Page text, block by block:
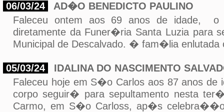
06/03/24
AD�O BENEDICTO PAULINO
Faleceu ontem aos 69 anos de idade, o
diretamente da Funer�ria Santa Luzia para
Municipal de Descalvado. � fam�lia enlutada
05/03/24
IDALINA DO NASCIMENTO
Faleceu hoje em S�o Carlos aos 87 anos de
corpo seguir� para sepultamento nesta
Carmo, em S�o Carloss, ap�s